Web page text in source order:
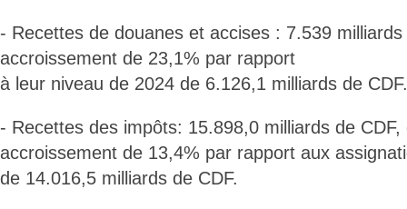
- Recettes de douanes et accises : 7.539
accroissement de 23,1% par rapport
à leur niveau de 2024 de 6.126,1 milliards de CDF.
- Recettes des impôts: 15.898,0 milliards de CDF,
accroissement de 13,4% par rapport aux
de 14.016,5 milliards de CDF.